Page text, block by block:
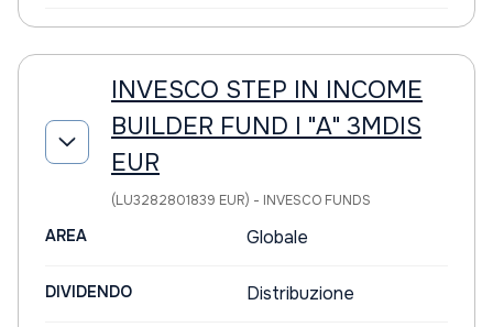
INVESCO STEP IN INCOME
BUILDER FUND I "A" 3MDIS
EUR
(LU3282801839 EUR) - INVESCO FUNDS
AREA Globale
DIVIDENDO Distribuzione